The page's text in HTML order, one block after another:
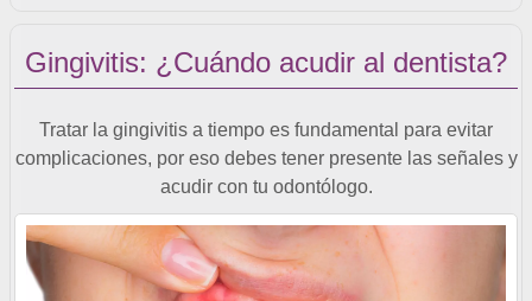
Gingivitis: ¿Cuándo acudir al dentista?
Tratar la gingivitis a tiempo es fundamental para evitar
complicaciones, por eso debes tener presente las señales y
acudir con tu odontólogo.